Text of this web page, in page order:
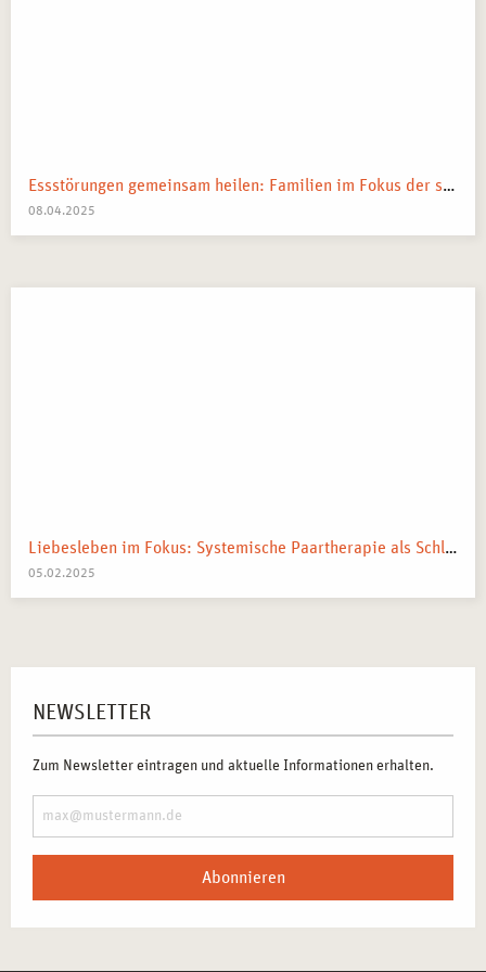
Essstörungen gemeinsam heilen: Familien im Fokus der systemischen Therapie
08.04.2025
Liebesleben im Fokus: Systemische Paartherapie als Schlüssel zur besseren Beziehung
05.02.2025
NEWSLETTER
Zum Newsletter eintragen und aktuelle Informationen erhalten.
Abonnieren